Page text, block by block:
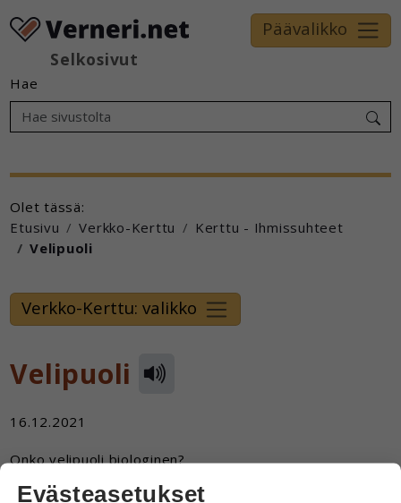
Selkosivut
Päävalikko
Hae
Olet tässä:
Etusivu
Verkko-Kerttu
Kerttu - Ihmissuhteet
Velipuoli
Verkko-Kerttu: valikko
Velipuoli
16.12.2021
Onko velipuoli biologinen?
Evästeasetukset